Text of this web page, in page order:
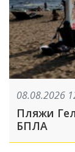
08.08.2026
Пляжи
БПЛА